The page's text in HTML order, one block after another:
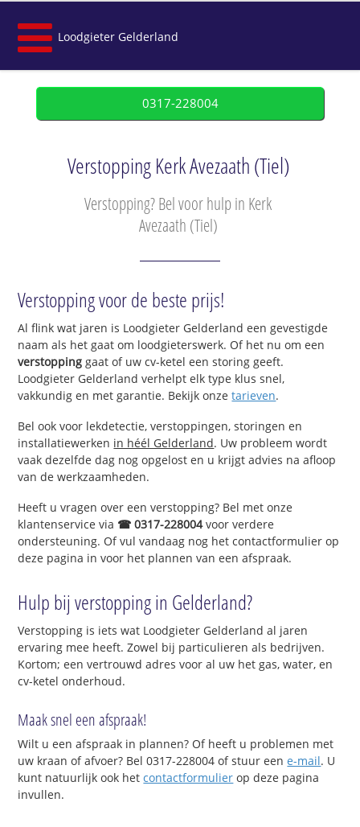
Loodgieter Gelderland
0317-228004
Verstopping Kerk Avezaath (Tiel)
Verstopping? Bel voor hulp in Kerk
Avezaath (Tiel)
Verstopping voor de beste prijs!
Al flink wat jaren is Loodgieter Gelderland een gevestigde
naam als het gaat om loodgieterswerk. Of het nu om een
verstopping gaat of uw cv-ketel een storing geeft.
Loodgieter Gelderland verhelpt elk type klus snel,
vakkundig en met garantie. Bekijk onzetarieven.
Bel ook voor lekdetectie, verstoppingen, storingen en
installatiewerken in héél Gelderland. Uw probleem wordt
vaak dezelfde dag nog opgelost en u krijgt advies na afloop
van de werkzaamheden.
Heeft u vragen over een verstopping? Bel met onze
klantenservice via ☎ 0317-228004voor verdere
ondersteuning. Of vul vandaag nog het contactformulier op
deze pagina in voor het plannen van een afspraak.
Hulp bij verstopping in Gelderland?
Verstopping is iets wat Loodgieter Gelderland al jaren
ervaring mee heeft. Zowel bij particulieren als bedrijven.
Kortom; een vertrouwd adres voor al uw het gas, water, en
cv-ketel onderhoud.
Maak snel een afspraak!
Wilt u een afspraak in plannen? Of heeft u problemen met
uw kraan of afvoer? Bel 0317-228004 of stuur eene-mail. U
kunt natuurlijk ook hetcontactformulier op deze pagina
invullen.